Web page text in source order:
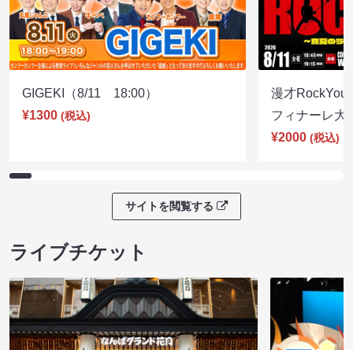
GIGEKI（8/11 18:00）
¥1300 (税込)
漫才RockYou
フィナーレ
¥2000 (税込)
サイトを閲覧する
ライブチケット